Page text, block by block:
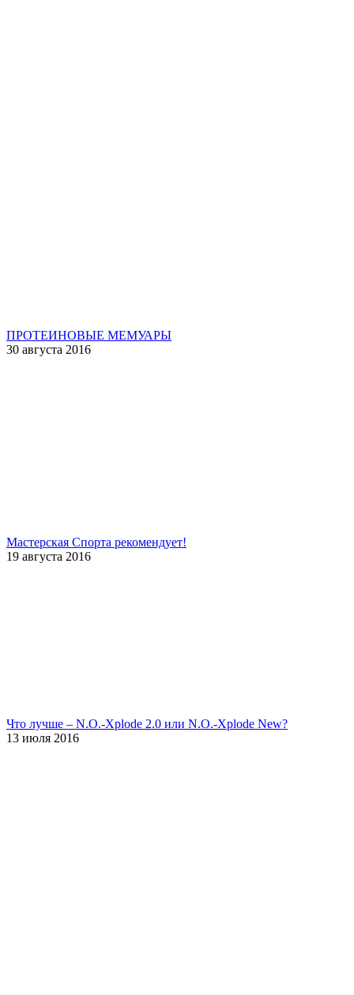
ПРОТЕИНОВЫЕ МЕМУАРЫ
30 августа 2016
Мастерская Спорта рекомендует!
19 августа 2016
Что лучше – N.O.-Xplode 2.0 или N.O.-Xplode New?
13 июля 2016